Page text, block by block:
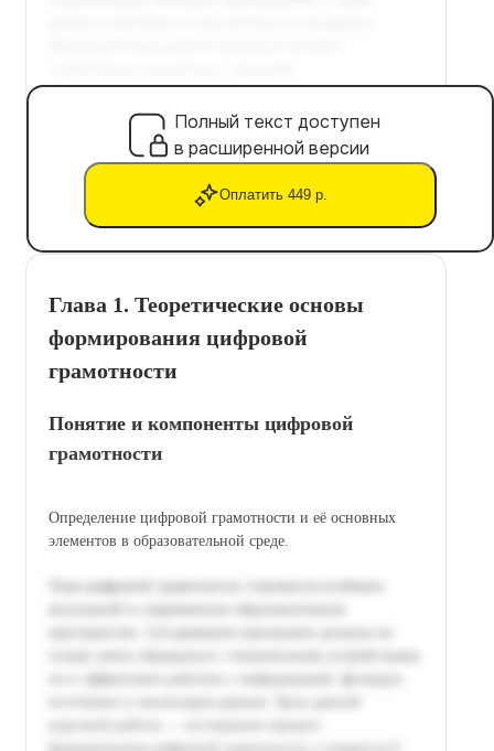
Полный текст доступен
в расширенной версии
Оплатить 449 р.
Глава 1. Теоретические основы
формирования цифровой
грамотности
Понятие и компоненты цифровой
грамотности
Определение цифровой грамотности и её основных
элементов в образовательной среде.